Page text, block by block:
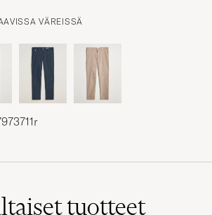
VÄREISSÄ
tuotteet